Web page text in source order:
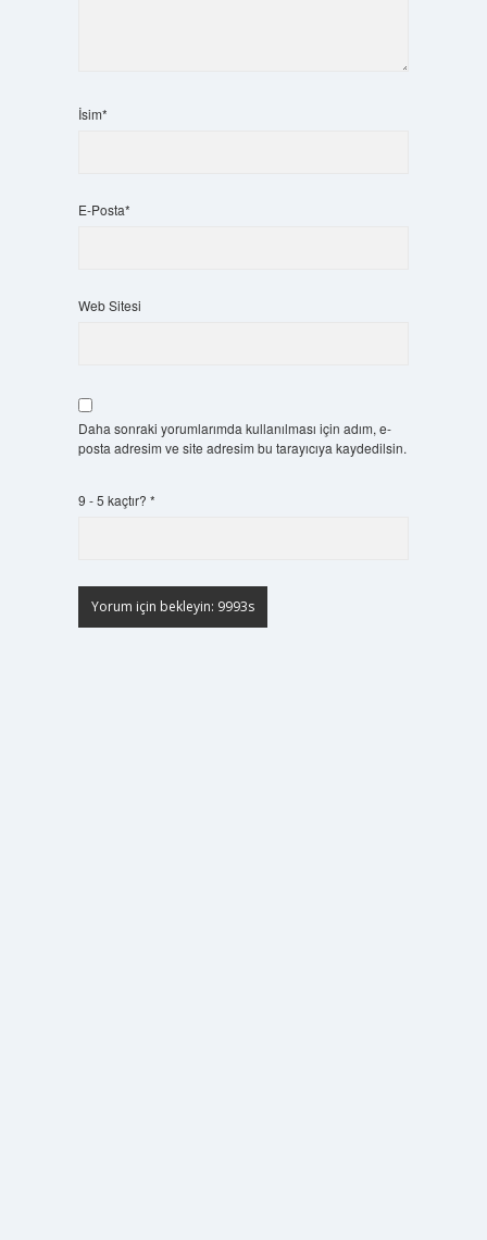
İsim*
E-Posta*
Web Sitesi
Daha sonraki yorumlarımda kullanılması için adım, e-
posta adresim ve site adresim bu tarayıcıya kaydedilsin.
9 - 5 kaçtır? *